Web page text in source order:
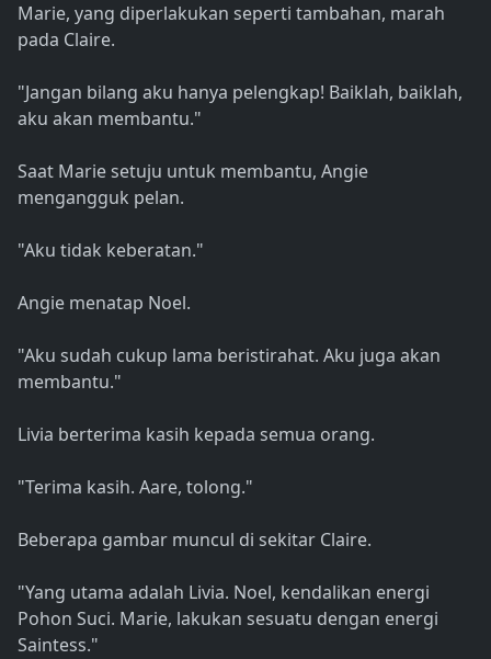
Marie, yang diperlakukan seperti tambahan, marah
pada Claire.
"Jangan bilang aku hanya pelengkap! Baiklah, baiklah,
aku akan membantu."
Saat Marie setuju untuk membantu, Angie
mengangguk pelan.
"Aku tidak keberatan."
Angie menatap Noel.
"Aku sudah cukup lama beristirahat. Aku juga akan
membantu."
Livia berterima kasih kepada semua orang.
"Terima kasih. Aare, tolong."
Beberapa gambar muncul di sekitar Claire.
"Yang utama adalah Livia. Noel, kendalikan energi
Pohon Suci. Marie, lakukan sesuatu dengan energi
Saintess."